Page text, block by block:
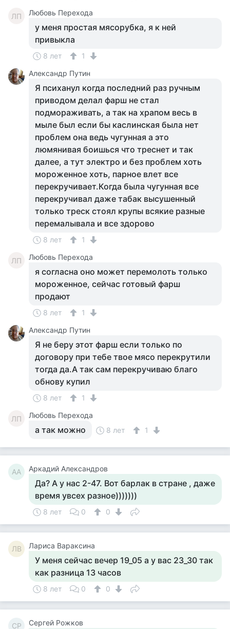
ЛП Любовь Перехода
у меня простая мясорубка, я к ней
привыкла
8 лет
1
Александр Путин
Я психанул когда последний раз ручным
приводом делал фарш не стал
подмораживать, а так на храпом весь в
мыле был если бы каслинская была нет
проблем она ведь чугунная а это
люмянивая боишься что треснет и так
далее, а тут электро и без проблем хоть
мороженное хоть, парное влет все
перекручивает.Когда была чугунная все
перекручивал даже табак высушенный
только треск стоял крупы всякие разные
перемалывала и все здорово
8 лет 1
ЛП Любовь Перехода
я согласна оно может перемолоть только
мороженное, сейчас готовый фарш
продают
8 лет
1
Александр Путин
Я не беру этот фарш если только по
договору при тебе твое мясо перекрутили
тогда да.А так сам перекручиваю благо
обнову купил
8 лет 1
ЛП Любовь Перехода
а так можно 8 лет 1
АА Аркадий Александров
Да? А у нас 2-47. Вот барлак в стране , даже
время увсех разное)))))))
8 лет 0 0
ЛВ Лариса Вараксина
У меня сейчас вечер 19_05 а у вас 23_30 так
как разница 13 часов
8 лет 0 0
СР Сергей Рожков